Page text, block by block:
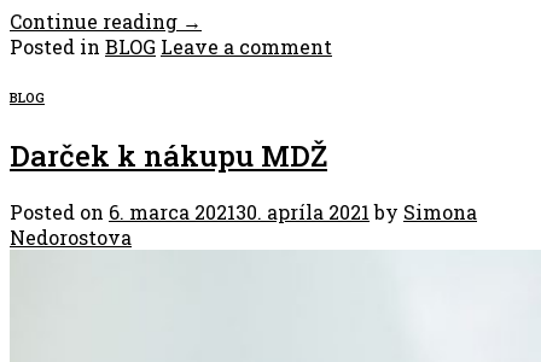
Continue reading →
Posted in BLOG Leave a comment
BLOG
Darček k nákupu MDŽ
Posted on 6. marca 202130. apríla 2021 by Simona
Nedorostova